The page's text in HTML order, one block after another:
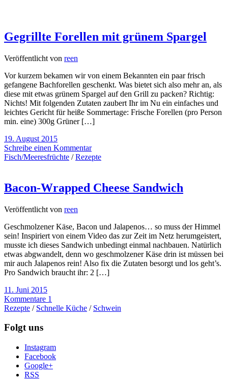
Gegrillte Forellen mit grünem Spargel
Veröffentlicht von reen
Vor kurzem bekamen wir von einem Bekannten ein paar frisch
gefangene Bachforellen geschenkt. Was bietet sich also mehr an, als
diese mit etwas grünem Spargel auf den Grill zu packen? Richtig:
Nichts! Mit folgenden Zutaten zaubert Ihr im Nu ein einfaches und
leichtes Gericht für heiße Sommertage: Frische Forellen (pro Person
min. eine) 300g Grüner […]
19. August 2015
Schreibe einen Kommentar
Fisch/Meeresfrüchte /Rezepte
Bacon-Wrapped Cheese Sandwich
Veröffentlicht von reen
Geschmolzener Käse, Bacon und Jalapenos… so muss der Himmel
sein! Inspiriert von einem Video das zur Zeit im Netz herumgeistert,
musste ich dieses Sandwich unbedingt einmal nachbauen. Natürlich
etwas abgwandelt, denn wo geschmolzener Käse drin ist müssen bei
mir auch Jalapenos rein! Also fix die Zutaten besorgt und los geht’s.
Pro Sandwich braucht ihr: 2 […]
11. Juni 2015
Kommentare 1
Rezepte / Schnelle Küche / Schwein
Folgt uns
Instagram
Facebook
Google+
RSS